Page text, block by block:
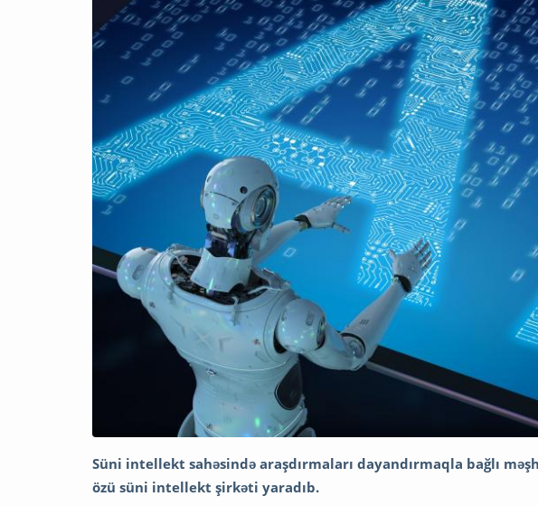
Süni intellekt sahəsində araşdırmaları dayandırmaqla bağlı
özü süni intellekt şirkəti yaradıb.